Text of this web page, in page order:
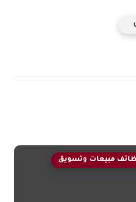
مبيعات وتسويق